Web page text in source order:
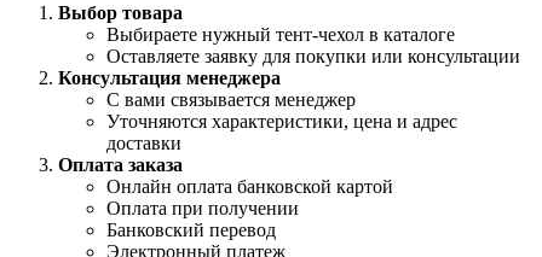
Выбор товара
Выбираете нужный тент-чехол в каталоге
Оставляете заявку для покупки или консультации
Консультация менеджера
С вами связывается менеджер
Уточняются характеристики, цена и адрес
доставки
Оплата заказа
Онлайн оплата банковской картой
Оплата при получении
Банковский перевод
Электронный платеж